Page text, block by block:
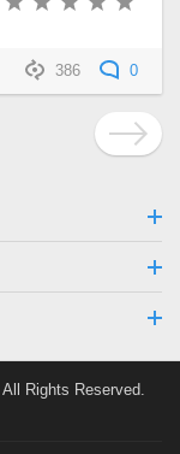
386 0
All Rights Reserved.